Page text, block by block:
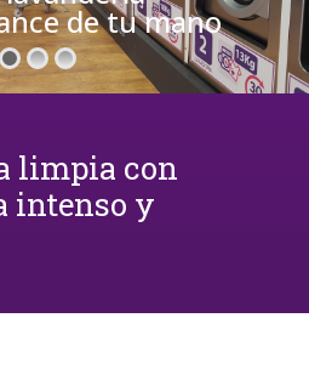
de tu mano
limpia con
intenso y